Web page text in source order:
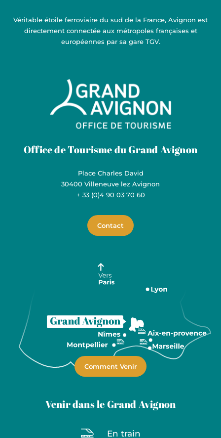
Véritable étoile ferroviaire du sud de la France, Avignon est
directement connectée aux métropoles françaises et
européennes par sa gare TGV.
Grand Avignon Tourisme
Office de Tourisme du Grand Avignon
Place Charles David
30400 Villeneuve lez Avignon
+ 33 (0)4 90 03 70 60
Contact
Comment Venir
Venir dans le Grand Avignon
En train